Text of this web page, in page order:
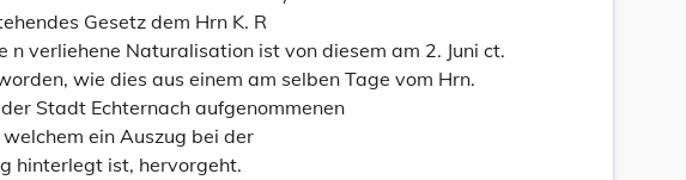
Gesetz dem Hrn K. R
n verliehene Naturalisation ist von diesem am 2. Juni ct.
wie dies aus einem am selben Tage vom Hrn.
Stadt Echternach aufgenommenen
ein Auszug bei der
hinterlegt ist, hervorgeht.